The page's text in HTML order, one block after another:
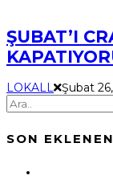
ŞUBAT’I
LOKALL Şubat
SON